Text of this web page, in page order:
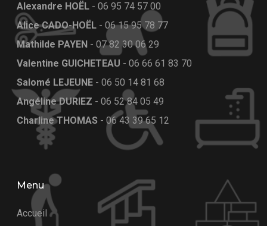
Alexandre HOËL - 06 95 74 57 00
Alice CADO-HOËL - 06 15 95 78 77
Mathilde PAYEN - 07 82 30 06 29
Valentine GUICHETEAU - 06 66 61 83 70
Salomé LEJEUNE - 06 50 14 81 68
Angéline DURIEZ - 06 52 84 05 49
Charline THOMAS - 06 43 39 65 12
Menu
Accueil